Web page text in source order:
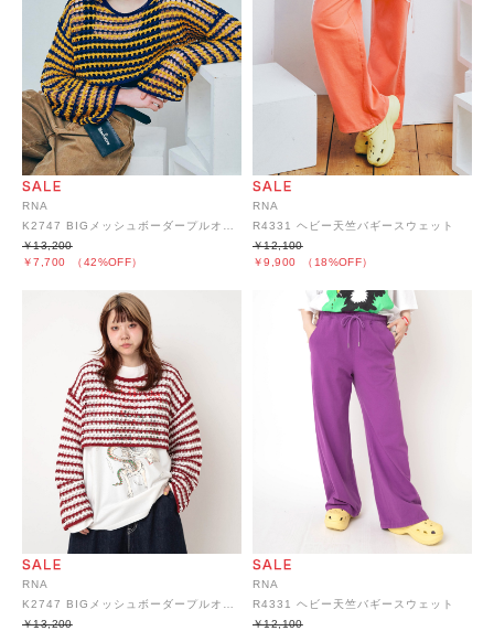
RNA
￥7,700 （42%OFF）
￥13,200
RNA
R4331 ヘビー天竺バギースウェット
￥9,900 （18%OFF）
￥12,100
RNA
￥13,200
RNA
R4331 ヘビー天竺バギースウェット
￥12,100